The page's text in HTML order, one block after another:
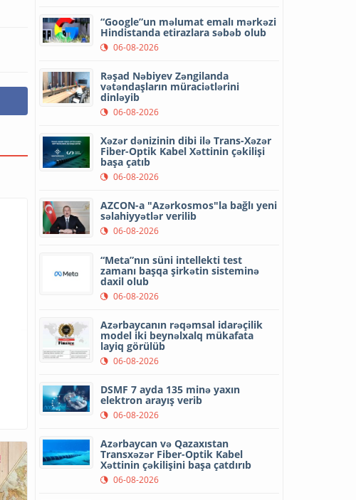
“Google”un məlumat emalı mərkəzi
Hindistanda etirazlara səbəb olub
06-08-2026
Rəşad Nəbiyev Zəngilanda
vətəndaşların müraciətlərini
dinləyib
06-08-2026
Xəzər dənizinin dibi ilə Trans-Xəzər
Fiber-Optik Kabel Xəttinin çəkilişi
başa çatıb
06-08-2026
AZCON-a "Azərkosmos"la bağlı yeni
səlahiyyətlər verilib
06-08-2026
“Meta”nın süni intellekti test
zamanı başqa şirkətin sisteminə
daxil olub
06-08-2026
Azərbaycanın rəqəmsal idarəçilik
model iki beynəlxalq mükafata
layiq görülüb
06-08-2026
DSMF 7 ayda 135 minə yaxın
elektron arayış verib
06-08-2026
Azərbaycan və Qazaxıstan
Transxəzər Fiber-Optik Kabel
Xəttinin çəkilişini başa çatdırıb
06-08-2026